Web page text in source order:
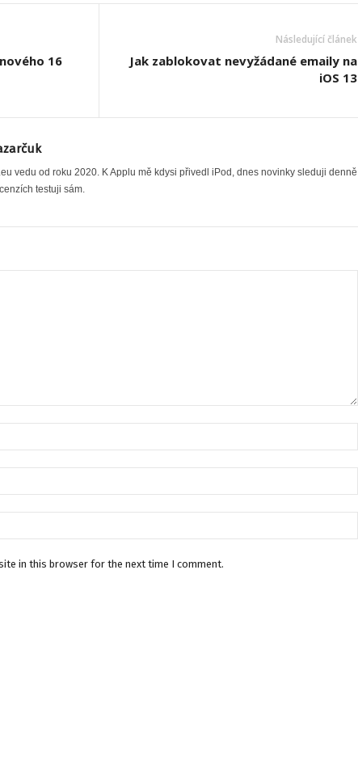
16
Následující článek
Jak zablokovat nevyžádané emaily na
iOS 13
vedu od roku 2020. K Applu mě kdysi přivedl iPod, dnes novinky sleduji denně
testuji sám.
in this browser for the next time I comment.